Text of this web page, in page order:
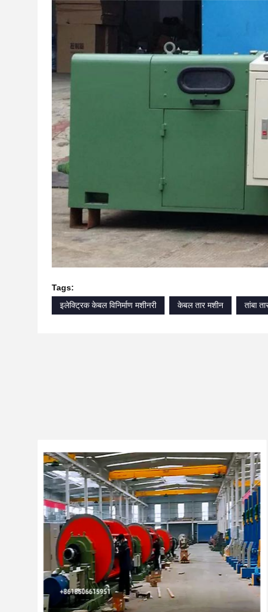
Tags:
इलेक्ट्रिक केबल विनिर्माण मशीनरी
केबल तार मशीन तांबा